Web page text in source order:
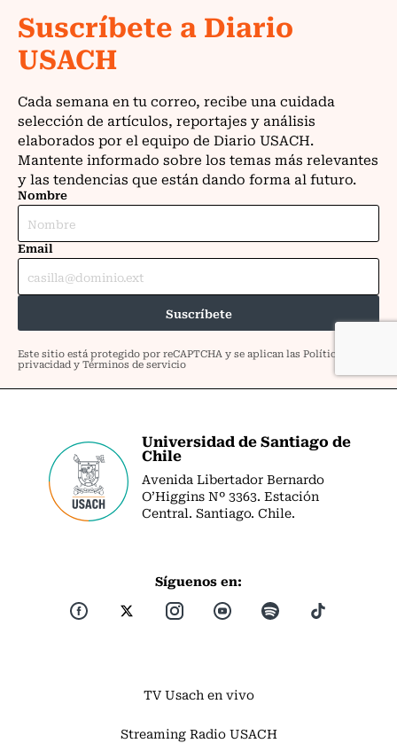
Universidad de Santiago de
Chile
Avenida Libertador Bernardo
O’Higgins Nº 3363. Estación
Central. Santiago. Chile.
Síguenos en:
TV Usach en vivo
Streaming Radio USACH